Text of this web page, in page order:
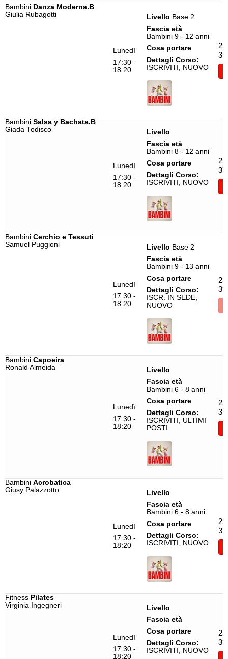
Bambini Danza Moderna.B
Giulia Rubagotti
Lunedì
17:30 -
18:20
Livello Base 2
Fascia età
Bambini 9 - 12 anni
Cosa portare
Dettagli Corso:
ISCRIVITI, NUOVO
Bambini Salsa y Bachata.B
Giada Todisco
Lunedì
17:30 -
18:20
Livello
Fascia età
Bambini 8 - 12 anni
Cosa portare
Dettagli Corso:
ISCRIVITI, NUOVO
Bambini Cerchio e Tessuti
Samuel Puggioni
Lunedì
17:30 -
18:20
Livello Base 2
Fascia età
Bambini 9 - 13 anni
Cosa portare
Dettagli Corso:
ISCR. IN SEDE,
NUOVO
Bambini Capoeira
Ronald Almeida
Lunedì
17:30 -
18:20
Livello
Fascia età
Bambini 6 - 8 anni
Cosa portare
Dettagli Corso:
ISCRIVITI, ULTIMI
POSTI
Bambini Acrobatica
Giusy Palazzotto
Lunedì
17:30 -
18:20
Livello
Fascia età
Bambini 6 - 8 anni
Cosa portare
Dettagli Corso:
ISCRIVITI, NUOVO
Fitness Pilates
Virginia Ingegneri
Lunedì
17:30 -
18:20
Livello
Fascia età
Cosa portare
Dettagli Corso:
ISCRIVITI, NUOVO